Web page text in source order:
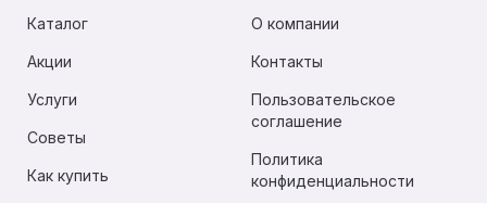
Каталог
Акции
Услуги
Советы
Как купить
О компании
Контакты
Пользовательское
соглашение
Политика
конфиденциальности